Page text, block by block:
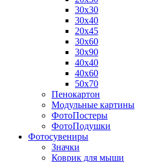
30х30
30х40
20х45
30х60
30х90
40х40
40х60
50х70
Пенокартон
Модульные картины
ФотоПостеры
ФотоПодушки
Фотоcувениры
Значки
Коврик для мыши